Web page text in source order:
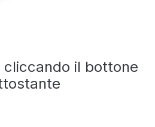
cliccando il bottone